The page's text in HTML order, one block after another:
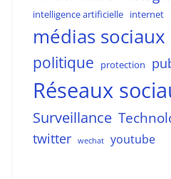
intelligence artificielle internet
médias sociaux
politique protection
Réseaux
Surveillance
twitter wechat youtube